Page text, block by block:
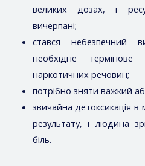
великих дозах, і
вичерпані;
стався небезпечний
необхідне
наркотичних речовин;
потрібно зняти важкий
звичайна детоксикація
результату, і людина
біль.